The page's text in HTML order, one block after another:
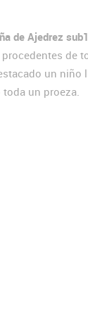
de Ajedrez
procedentes de
un niño
un proeza.